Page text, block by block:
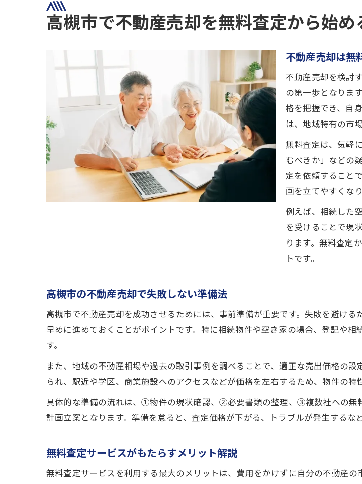
空き家の不動産売却がスム
空き家専門不動産に売却
無料査定で相続物件の価
大阪府高槻市の空き家売
査定無料が叶える不動産売却
無料査定が不動産売却に
最新の不動産売却事情と
高槻市で注目の無料査定
不動産売却成功に導く無
査定無料が主流となる不
納得価格を得るための不動産
不動産売却で納得価格を
高槻市の不動産売却で価
無料査定なら高槻市エリアの
高槻市で信頼できる不動
不動産売却の取引トラブ
高槻市での売却シミュレ
高槻市で不動産売却を無料査定から始め
不動産売却は無
不動産売却を検討
の第一歩となりま
格を把握でき、自
は、地域特有の市
無料査定は、気軽
むべきか」などの
定を依頼すること
画を立てやすくなり
例えば、相続した
を受けることで現
ります。無料査定
トです。
高槻市の不動産売却で失敗しない準備法
高槻市で不動産売却を成功させるためには、事前準備が重要です。失敗を避け
早めに進めておくことがポイントです。特に相続物件や空き家の場合、登記や
す。
また、地域の不動産相場や過去の取引事例を調べることで、適正な売出価格の
られ、駅近や学区、商業施設へのアクセスなどが価格を左右するため、物件の特
具体的な準備の流れは、①物件の現状確認、②必要書類の整理、③複数社への
計画立案となります。準備を怠ると、査定価格が下がる、トラブルが発生するな
無料査定サービスがもたらすメリット解説
無料査定サービスを利用する最大のメリットは、費用をかけずに自分の不動産